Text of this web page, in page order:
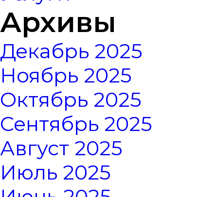
Архивы
Декабрь 2025
Ноябрь 2025
Октябрь 2025
Сентябрь 2025
Август 2025
Июль 2025